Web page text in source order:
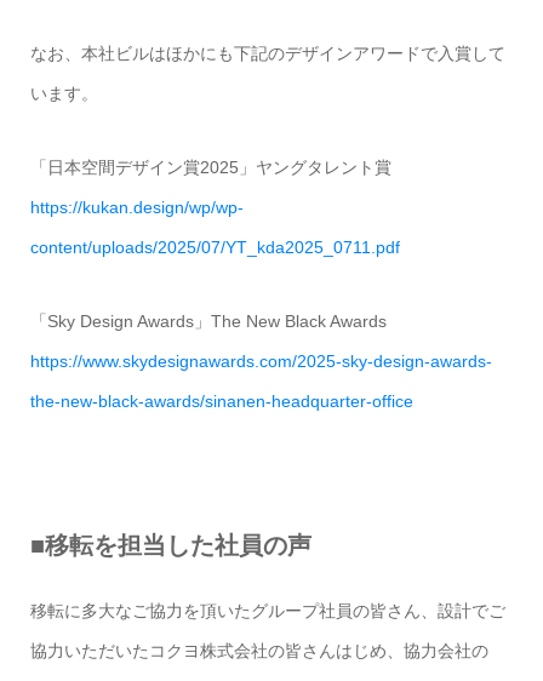
なお、本社ビルはほかにも下記のデザインアワードで入賞して
います。
「日本空間デザイン賞2025」ヤングタレント賞
https://kukan.design/wp/wp-
content/uploads/2025/07/YT_kda2025_0711.pdf
「Sky Design Awards」The New Black Awards
https://www.skydesignawards.com/2025-sky-design-awards-
the-new-black-awards/sinanen-headquarter-office
■移転を担当した社員の声
移転に多大なご協力を頂いたグループ社員の皆さん、設計でご
協力いただいたコクヨ株式会社の皆さんはじめ、協力会社の